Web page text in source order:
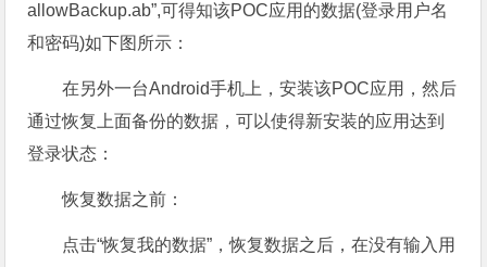
allowBackup.ab”,可得知该POC应用的数据(登录用户名
和密码)如下图所示：
在另外一台Android手机上，安装该POC应用，然后
通过恢复上面备份的数据，可以使得新安装的应用达到
登录状态：
恢复数据之前：
点击“恢复我的数据”，恢复数据之后，在没有输入用